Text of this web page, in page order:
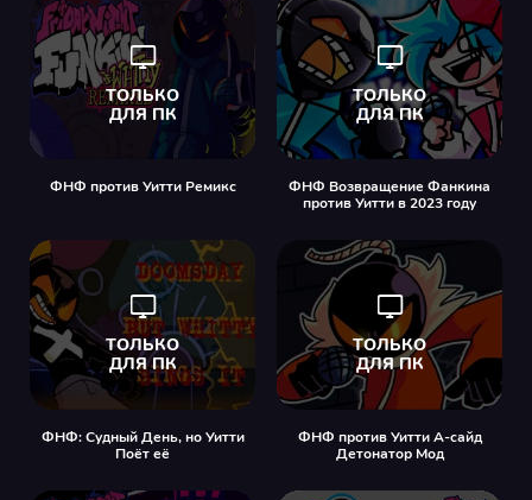
ФНФ против Уитти Ремикс
ФНФ Возвращение Фанкина
против Уитти в 2023 году
ФНФ: Судный День, но Уитти
Поёт её
ФНФ против Уитти А-сайд
Детонатор Мод